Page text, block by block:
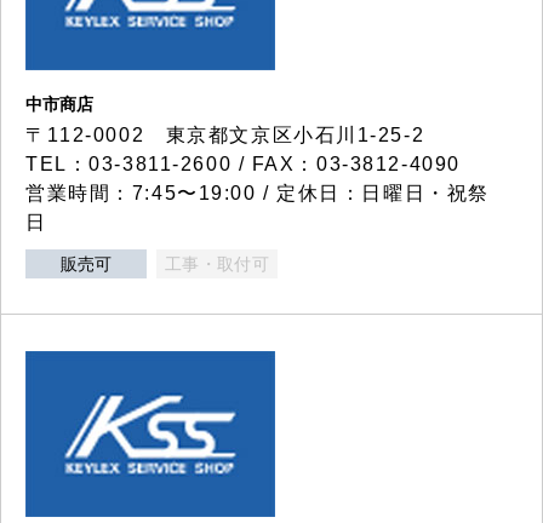
中市商店
〒112-0002 東京都文京区小石川1-25-2
TEL：03-3811-2600 / FAX：03-3812-4090
営業時間：7:45〜19:00 / 定休日：日曜日・祝祭
日
販売可 工事・取付可